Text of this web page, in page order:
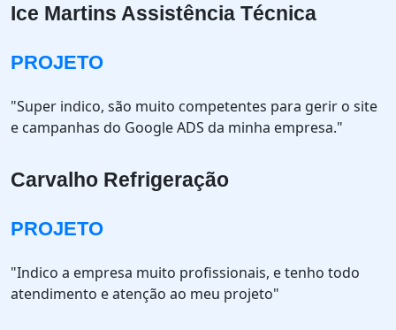
Ice Martins Assistência Técnica
PROJETO
"Super indico, são muito competentes para gerir o site
e campanhas do Google ADS da minha empresa."
Carvalho Refrigeração
PROJETO
"Indico a empresa muito profissionais, e tenho todo
atendimento e atenção ao meu projeto"